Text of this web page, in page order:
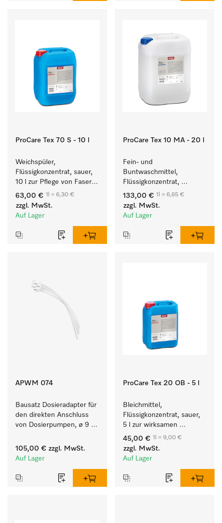
ProCare Tex 70 S - 10 l
Weichspüler,
Flüssigkonzentrat, sauer,
10 l zur Pflege von Fasern
für eine langfristige
Geschmeidigkeit der
Textilien.
63,00 € 1l = 6,30 €
zzgl. MwSt.
Auf Lager
ProCare Tex 10 MA - 20 l
Fein- und
Buntwaschmittel,
Flüssigkonzentrat,
mildalkalisch, 20 l zur
Reinigung von
Buntwäsche und
133,00 € 1l = 6,65 €
zzgl. MwSt.
Auf Lager
APWM 074
Bausatz Dosieradapter für
den direkten Anschluss
von Dosierpumpen, ø 9
Füllmenge.
105,00 € zzgl. MwSt.
Auf Lager
ProCare Tex 20 OB - 5 l
Bleichmittel,
Flüssigkonzentrat, sauer,
5 l zur wirksamen
Entfernung von
hartnäckigen Flecken.
45,00 € 1l = 9,00 €
zzgl. MwSt.
Auf Lager